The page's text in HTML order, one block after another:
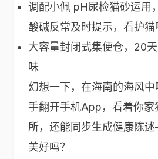
调配小佩 pH尿检猫砂运用
酸碱反常及时提示，看护猫
大容量封闭式集便仓，20
味
幻想一下，在海南的海风
手翻开手机App，看着你家
所，还能同步生成健康陈
美好吗？